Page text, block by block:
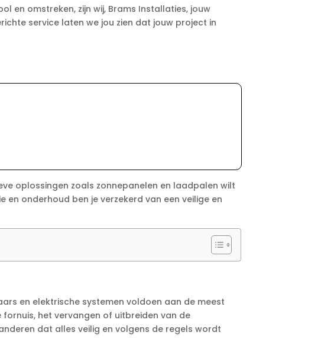
en omstreken, zijn wij, Brams Installaties, jouw
service laten we jou zien dat jouw project in
oplossingen zoals zonnepanelen en laadpalen wilt
onderhoud ben je verzekerd van een veilige en
en elektrische systemen voldoen aan de meest
het vervangen of uitbreiden van de
dat alles veilig en volgens de regels wordt